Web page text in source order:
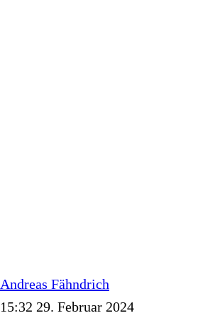
Andreas Fähndrich
15:32 29. Februar 2024